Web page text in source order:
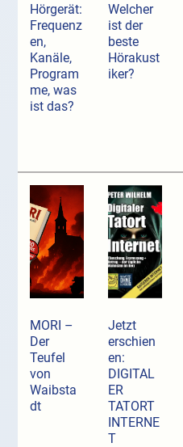
Hörgerät:
Frequenz
en,
Kanäle,
Program
me, was
ist das?
Welcher
ist der
beste
Hörakust
iker?
MORI –
Der
Teufel
von
Waibsta
dt
Jetzt
erschien
en:
DIGITAL
ER
TATORT
INTERNE
T